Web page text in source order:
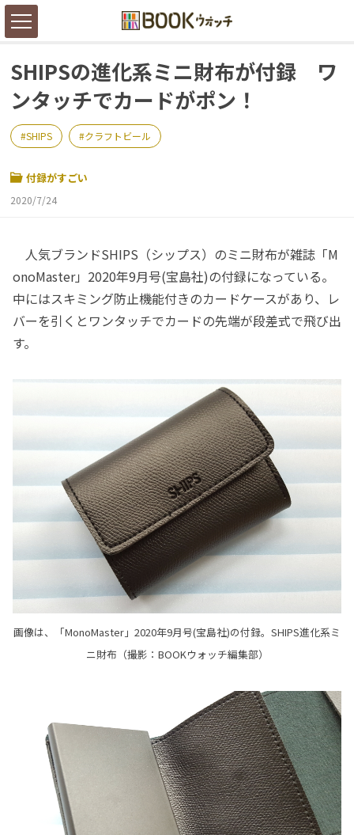
SHIPSの進化系ミニ財布が付録 ワ
ンタッチでカードがポン！
SHIPS クラフトビール
付録がすごい
2020/7/24
人気ブランドSHIPS（シップス）のミニ財布が雑誌「M
onoMaster」2020年9月号(宝島社)の付録になっている。
中にはスキミング防止機能付きのカードケースがあり、レ
バーを引くとワンタッチでカードの先端が段差式で飛び出
す。
画像は、「MonoMaster」2020年9月号(宝島社)の付録。SHIPS進化系ミ
ニ財布（撮影：BOOKウォッチ編集部）